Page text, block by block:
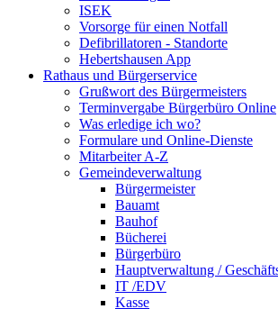
ISEK
Vorsorge für einen Notfall
Defibrillatoren - Standorte
Hebertshausen App
Rathaus und Bürgerservice
Grußwort des Bürgermeisters
Terminvergabe Bürgerbüro Online
Was erledige ich wo?
Formulare und Online-Dienste
Mitarbeiter A-Z
Gemeindeverwaltung
Bürgermeister
Bauamt
Bauhof
Bücherei
Bürgerbüro
Hauptverwaltung /
IT /EDV
Kasse